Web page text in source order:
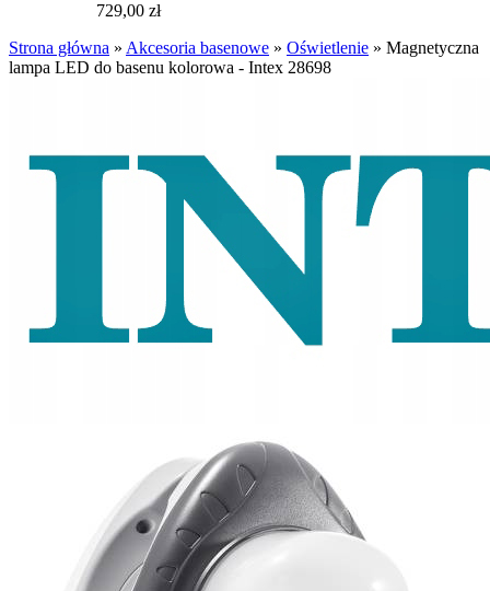
729,00 zł
Strona główna » Akcesoria basenowe » Oświetlenie » Magnetyczna
lampa LED do basenu kolorowa - Intex 28698